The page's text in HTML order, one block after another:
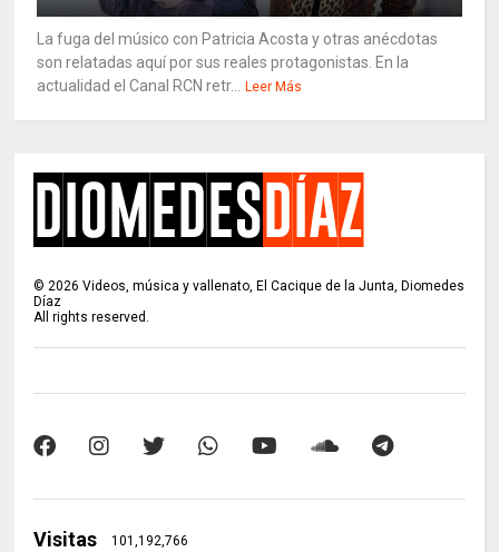
La fuga del músico con Patricia Acosta y otras anécdotas
son relatadas aquí por sus reales protagonistas. En la
actualidad el Canal RCN retr...
Leer Más
© 2026 Videos, música y vallenato, El Cacique de la Junta, Diomedes
Díaz
All rights reserved.
Visitas 101,192,766